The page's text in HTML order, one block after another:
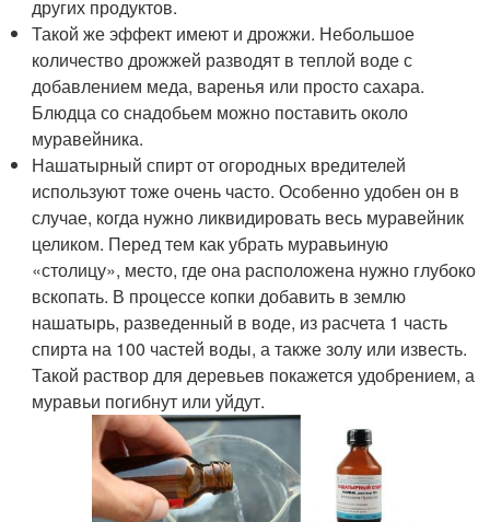
других продуктов.
Такой же эффект имеют и дрожжи. Небольшое
количество дрожжей разводят в теплой воде с
добавлением меда, варенья или просто сахара.
Блюдца со снадобьем можно поставить около
муравейника.
Нашатырный спирт от огородных вредителей
используют тоже очень часто. Особенно удобен он в
случае, когда нужно ликвидировать весь муравейник
целиком. Перед тем как убрать муравьиную
«столицу», место, где она расположена нужно глубоко
вскопать. В процессе копки добавить в землю
нашатырь, разведенный в воде, из расчета 1 часть
спирта на 100 частей воды, а также золу или известь.
Такой раствор для деревьев покажется удобрением, а
муравьи погибнут или уйдут.